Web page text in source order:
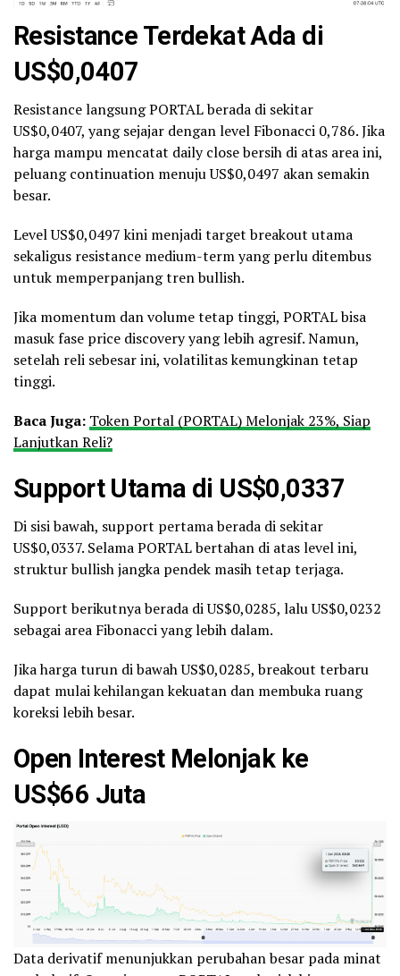
Resistance Terdekat Ada di
US$0,0407
Resistance langsung PORTAL berada di sekitar
US$0,0407, yang sejajar dengan level Fibonacci 0,786. Jika
harga mampu mencatat daily close bersih di atas area ini,
peluang continuation menuju US$0,0497 akan semakin
besar.
Level US$0,0497 kini menjadi target breakout utama
sekaligus resistance medium-term yang perlu ditembus
untuk memperpanjang tren bullish.
Jika momentum dan volume tetap tinggi, PORTAL bisa
masuk fase price discovery yang lebih agresif. Namun,
setelah reli sebesar ini, volatilitas kemungkinan tetap
tinggi.
Baca Juga: Token Portal (PORTAL) Melonjak 23%, Siap
Lanjutkan Reli?
Support Utama di US$0,0337
Di sisi bawah, support pertama berada di sekitar
US$0,0337. Selama PORTAL bertahan di atas level ini,
struktur bullish jangka pendek masih tetap terjaga.
Support berikutnya berada di US$0,0285, lalu US$0,0232
sebagai area Fibonacci yang lebih dalam.
Jika harga turun di bawah US$0,0285, breakout terbaru
dapat mulai kehilangan kekuatan dan membuka ruang
koreksi lebih besar.
Open Interest Melonjak ke
US$66 Juta
Data derivatif menunjukkan perubahan besar pada minat